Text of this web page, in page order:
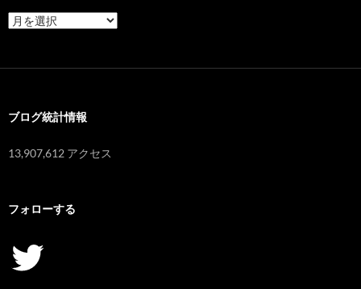
ア
ー
ブログ統計情報
13,907,612 アクセス
フォローする
Twitter